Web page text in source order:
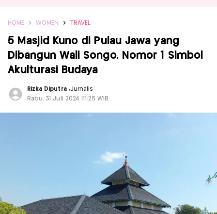
HOME WOMEN TRAVEL
5 Masjid Kuno di Pulau Jawa yang
Dibangun Wali Songo, Nomor 1 Simbol
Akulturasi Budaya
Rizka Diputra ,Jurnalis
Rabu, 31 Juli 2024 |11:25 WIB